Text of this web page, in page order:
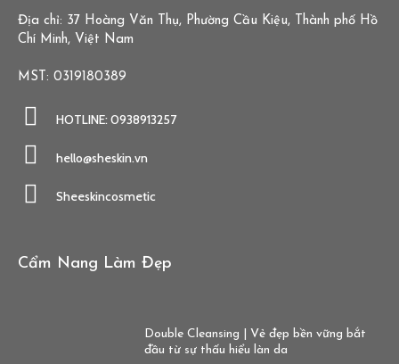
Địa chỉ: 37 Hoàng Văn Thụ, Phường Cầu Kiệu, Thành phố Hồ
Chí Minh, Việt Nam
MST: 0319180389
HOTLINE: 0938913257
hello@sheskin.vn
Sheeskincosmetic
Cẩm Nang Làm Đẹp
Double Cleansing | Vẻ đẹp bền vững bắt
đầu từ sự thấu hiểu làn da